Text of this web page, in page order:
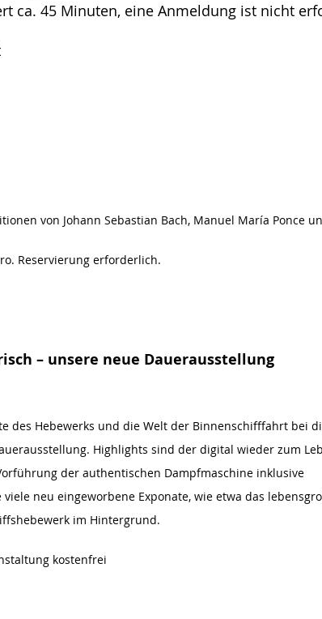
ca. 45 Minuten, eine Anmeldung ist nicht
von Johann Sebastian Bach, Manuel María Ponce
Reservierung erforderlich.
– unsere neue Dauerausstellung
des Hebewerks und die Welt der Binnenschifffahrt bei
Highlights sind der digital wieder zum
der authentischen Dampfmaschine inklusive
neu eingeworbene Exponate, wie etwa das
im Hintergrund.
kostenfrei